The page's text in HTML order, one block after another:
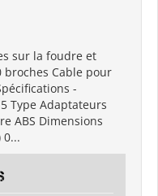
sur la foudre et
broches Cable pour
-
Type Adaptateurs
ABS Dimensions
0...